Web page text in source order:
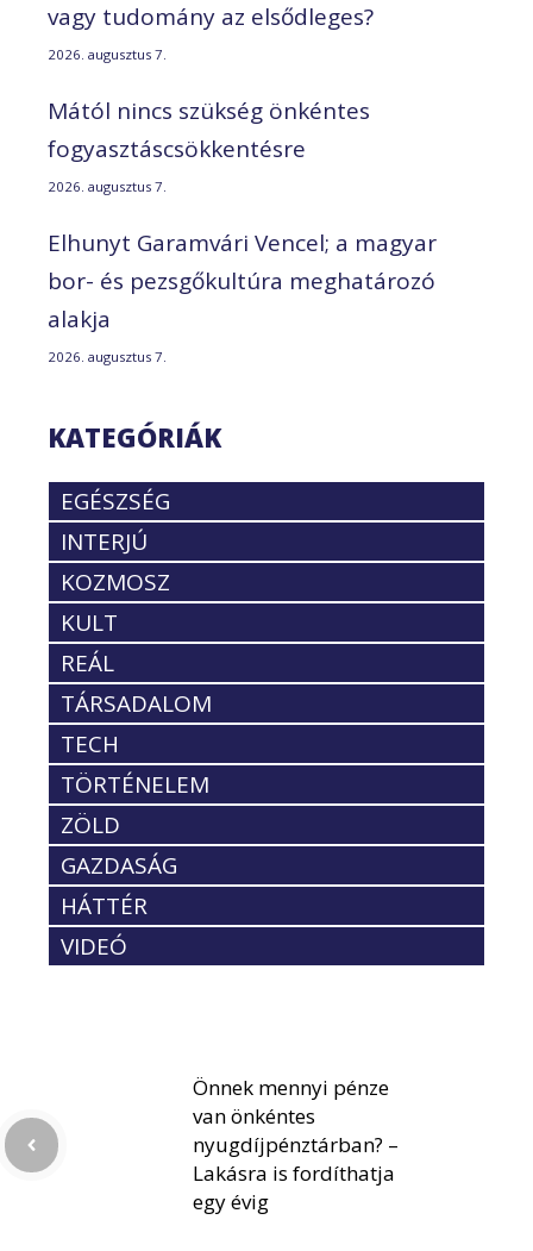
vagy tudomány az elsődleges?
2026. augusztus 7.
Mától nincs szükség önkéntes
fogyasztáscsökkentésre
2026. augusztus 7.
Elhunyt Garamvári Vencel; a magyar
bor- és pezsgőkultúra meghatározó
alakja
2026. augusztus 7.
KATEGÓRIÁK
EGÉSZSÉG
INTERJÚ
KOZMOSZ
KULT
REÁL
TÁRSADALOM
TECH
TÖRTÉNELEM
ZÖLD
GAZDASÁG
HÁTTÉR
VIDEÓ
Önnek mennyi pénze
van önkéntes
nyugdíjpénztárban? –
Lakásra is fordíthatja
egy évig